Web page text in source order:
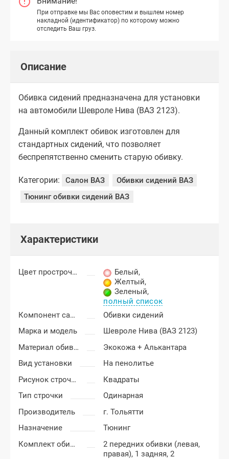
При отправке мы Вас оповестим и вышлем номер
накладной (идентификатор) по которому можно
отследить Ваш груз.
Описание
Обивка сидений предназначена для установки
на автомобили Шевроле Нива (ВАЗ 2123).
Данный комплект обивок изготовлен для
стандартных сидений, что позволяет
беспрепятственно сменить старую обивку.
Категории: Салон ВАЗ
Обивки сидений ВАЗ
Тюнинг обивки сидений ВАЗ
Характеристики
Цвет прострочки Белый,
Желтый,
Зеленый,
полный список
Компонент салона
Обивки сидений
Марка и модель
Шевроле Нива (ВАЗ 2123)
Материал обивки
Экокожа + Алькантара
Вид установки
На пенолитье
Рисунок строчки
Квадраты
Тип строчки
Одинарная
Производитель
г. Тольятти
Назначение
Тюнинг
Комплект обивки
2 передних обивки (левая,
правая), 1 задняя, 2